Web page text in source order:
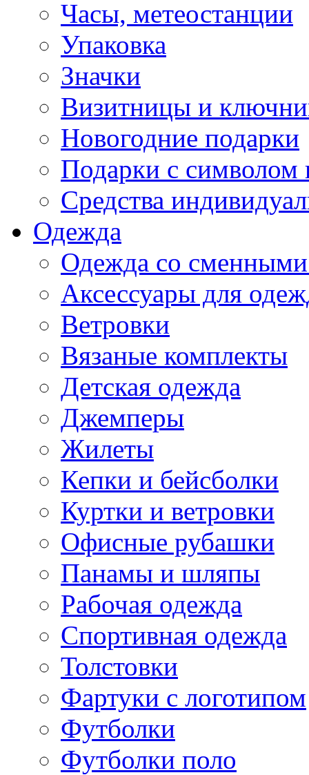
Часы, метеостанции
Упаковка
Значки
Визитницы и
Новогодние подарки
Подарки с символом
Средства
Одежда
Одежда со сменными
Аксессуары для
Ветровки
Вязаные комплекты
Детская одежда
Джемперы
Жилеты
Кепки и бейсболки
Куртки и ветровки
Офисные рубашки
Панамы и шляпы
Рабочая одежда
Спортивная одежда
Толстовки
Фартуки с логотипом
Футболки
Футболки поло